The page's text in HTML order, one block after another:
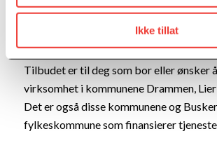
Ikke tillat
bedrift. Hos oss får du en til en
kunnskapstilførsel og møter mange
Tilbudet er til deg som bor eller ønsker
virksomhet i kommunene Drammen,
Det er også disse kommunene og
fylkeskommune som finansierer